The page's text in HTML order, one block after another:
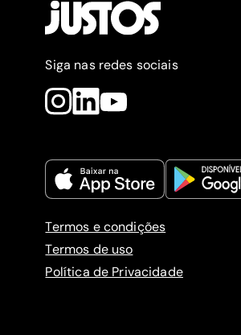
Siga nas redes sociais
Termos e condições
Termos de uso
Política de Privacidade